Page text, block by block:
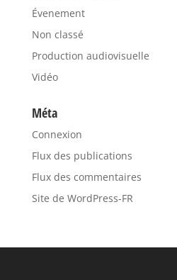
Évenement
Non classé
Production audiovisuelle
Vidéo
Méta
Connexion
Flux des publications
Flux des commentaires
Site de WordPress-FR